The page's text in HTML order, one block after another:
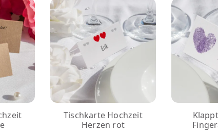
Tischkarte Hochzeit
Herzen rot